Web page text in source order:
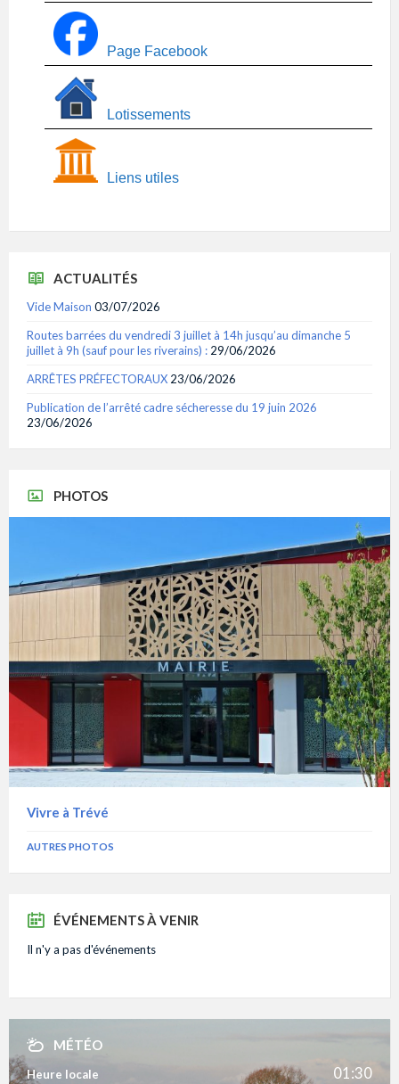
Page Facebook
Lotissements
Liens utiles
ACTUALITÉS
Vide Maison 03/07/2026
Routes barrées du vendredi 3 juillet à 14h jusqu’au dimanche 5
juillet à 9h (sauf pour les riverains) : 29/06/2026
ARRÊTES PRÉFECTORAUX 23/06/2026
Publication de l’arrêté cadre sécheresse du 19 juin 2026
23/06/2026
PHOTOS
Vivre à Trévé
AUTRES PHOTOS
ÉVÉNEMENTS À VENIR
Il n'y a pas d'événements
MÉTÉO
Heure locale 01:30